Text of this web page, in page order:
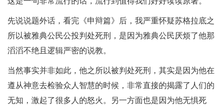
先说说题外话，看完《申辩篇》后，我严重怀疑苏格拉底之
所以被雅典公民公投判处死刑，是因为雅典公民厌烦了他那
滔滔不绝且逻辑严密的说教。
当然事实并非如此，他之所以被判处死刑，其实是因为他在
遵从神意去检验众人智慧的时候，非常直接的揭露了人们的
无知，激起了很多人的怒火。另一方面也是因为他无惧死